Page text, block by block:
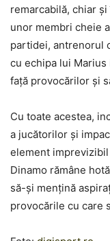
remarcabilă, chiar
unor membri cheie
partidei, antrenorul
cu echipa lui
față provocărilor și
Cu toate acestea,
a jucătorilor și
element
Dinamo rămâne
să-și mențină
provocările cu care